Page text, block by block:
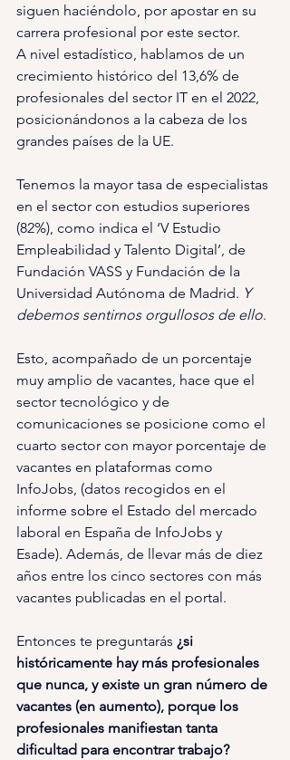
siguen haciéndolo, por apostar en su
carrera profesional por este sector.
A nivel estadístico, hablamos de un
crecimiento histórico del 13,6% de
profesionales del sector IT en el 2022,
posicionándonos a la cabeza de los
grandes países de la UE.
Tenemos la mayor tasa de especialistas
en el sector con estudios superiores
(82%), como indica el ‘V Estudio
Empleabilidad y Talento Digital’, de
Fundación VASS y Fundación de la
Universidad Autónoma de Madrid. Y
debemos sentirnos orgullosos de ello.
Esto, acompañado de un porcentaje
muy amplio de vacantes, hace que el
sector tecnológico y de
comunicaciones se posicione como el
cuarto sector con mayor porcentaje de
vacantes en plataformas como
InfoJobs, (datos recogidos en el
informe sobre el Estado del mercado
laboral en España de InfoJobs y
Esade). Además, de llevar más de diez
años entre los cinco sectores con más
vacantes publicadas en el portal.
Entonces te preguntarás ¿si
históricamente hay más profesionales
que nunca, y existe un gran número de
vacantes (en aumento), porque los
profesionales manifiestan tanta
dificultad para encontrar trabajo?